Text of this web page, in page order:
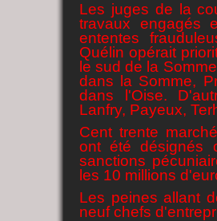
Les juges de la
travaux engagés
ententes
Quélin opérait
le sud de la
dans la Somme,
dans l'Oise.
Lanfry, Payeux,
Cent trente
ont été désignés
sanctions
les 10 millions
Les peines allant
neuf chefs